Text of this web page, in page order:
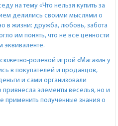
на тему «Что нельзя купить за
делились своими мыслями о
в жизни: дружба, любовь, забота
им понять, что не все ценности
ролевой игрой «Магазин у
в покупателей и продавцов,
и сами организовали
привнесла элементы веселья, но и
применить полученные знания о